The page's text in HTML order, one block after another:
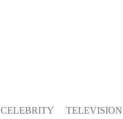
CELEBRITY TELEVISION